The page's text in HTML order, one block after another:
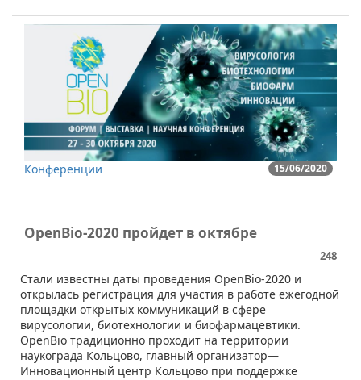
15/06/2020
Конференции
OpenBio-2020 пройдет в октябре
248
Стали известны даты проведения OpenBio-2020 и
открылась регистрация для участия в работе ежегодной
площадки открытых коммуникаций в сфере
вирусологии, биотехнологии и биофармацевтики.
OpenBio традиционно проходит на территории
наукограда Кольцово, главный организатор—
Инновационный центр Кольцово при поддержке